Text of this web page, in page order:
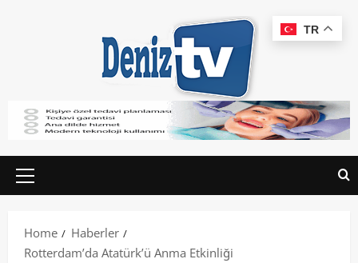
Home
Haberler
Rotterdam’da Atatürk’ü Anma Etkinliği
TR